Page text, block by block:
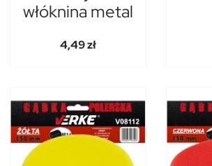
włóknina metal
4,49 zł